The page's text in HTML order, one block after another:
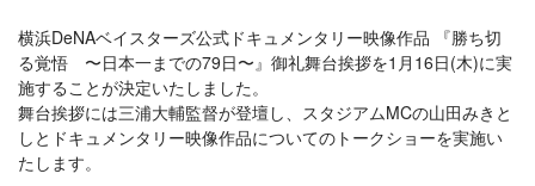
横浜DeNAベイスターズ公式ドキュメンタリー映像作品 『勝ち切
る覚悟 〜日本一までの79日〜』御礼舞台挨拶を1月16日(木)に実
施することが決定いたしました。
舞台挨拶には三浦大輔監督が登壇し、スタジアムMCの山田みきと
しとドキュメンタリー映像作品についてのトークショーを実施い
たします。